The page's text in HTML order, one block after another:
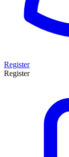
Register
Register